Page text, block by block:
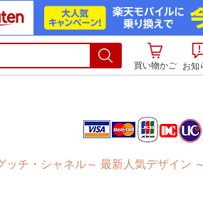
買い物かご お知
チ・シャネル～ 最新人気デザイン